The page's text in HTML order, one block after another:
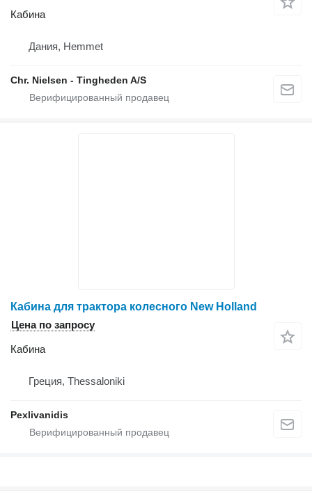
Кабина
Дания, Hemmet
Chr. Nielsen - Tingheden A/S
Кабина для трактора колесного New Holland
Цена по запросу
Кабина
Греция, Thessaloniki
Pexlivanidis